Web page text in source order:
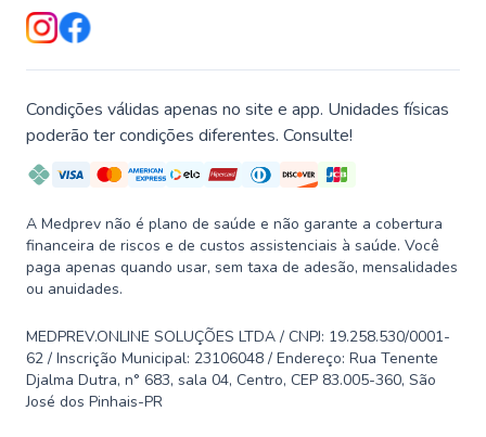
Condições válidas apenas no site e app. Unidades físicas
poderão ter condições diferentes. Consulte!
A Medprev não é plano de saúde e não garante a cobertura
financeira de riscos e de custos assistenciais à saúde. Você
paga apenas quando usar, sem taxa de adesão, mensalidades
ou anuidades.
MEDPREV.ONLINE SOLUÇÕES LTDA / CNPJ: 19.258.530/0001-
62 / Inscrição Municipal: 23106048 / Endereço: Rua Tenente
Djalma Dutra, n° 683, sala 04, Centro, CEP 83.005-360, São
José dos Pinhais-PR